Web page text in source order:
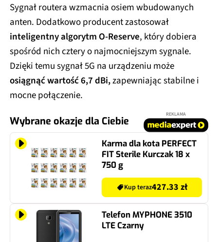
Sygnał routera wzmacnia osiem wbudowanych
anten. Dodatkowo producent zastosował
inteligentny algorytm O-Reserve, który dobiera
spośród nich cztery o najmocniejszym sygnale.
Dzięki temu sygnał 5G na urządzeniu może
osiągnąć wartość 6,7 dBi,zapewniając stabilne i
mocne połączenie.
Wybrane okazje dla Ciebie
REKLAMA
Karma dla kota PERFECT
FIT Sterile Kurczak 18 x
750 g
Kup teraz427.33 zł
Telefon MYPHONE 3510
LTE Czarny